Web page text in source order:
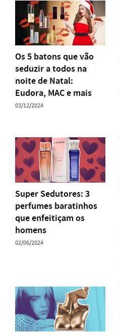
Os 5 batons que vão
seduzir a todos na
noite de Natal:
Eudora, MAC e mais
03/12/2024
Super Sedutores: 3
perfumes baratinhos
que enfeitiçam os
homens
02/06/2024